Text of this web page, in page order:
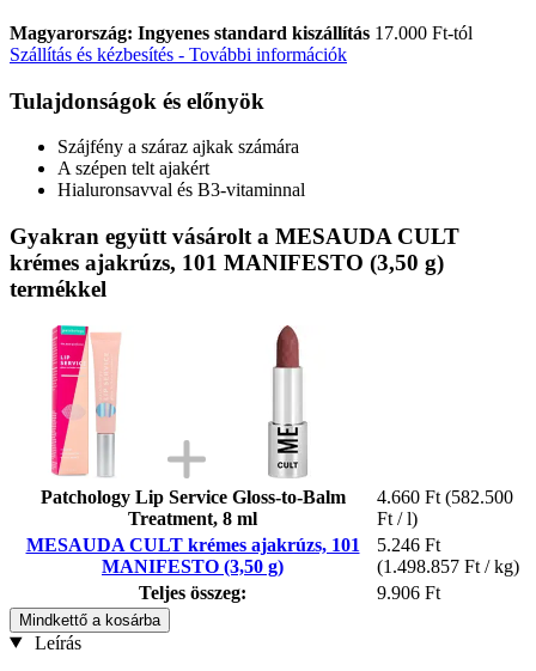
Magyarország: Ingyenes standard kiszállítás 17.000 Ft-tól
Szállítás és kézbesítés - További információk
Tulajdonságok és előnyök
Szájfény a száraz ajkak számára
A szépen telt ajakért
Hialuronsavval és B3-vitaminnal
Gyakran együtt vásárolt a MESAUDA CULT
krémes ajakrúzs, 101 MANIFESTO (3,50 g)
termékkel
Patchology Lip Service Gloss-to-Balm
Treatment, 8 ml
4.660 Ft (582.500
Ft / l)
MESAUDA CULT krémes ajakrúzs, 101
MANIFESTO (3,50 g)
5.246 Ft
(1.498.857 Ft / kg)
Teljes összeg:
9.906 Ft
Mindkettő a kosárba
Leírás